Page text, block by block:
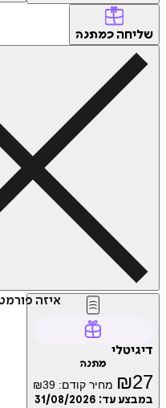
שליחה כמתנה
איזה
דיגיטלי
מתנה
₪27 מחיר קודם: ₪39
במבצע עד: 31/08/2026